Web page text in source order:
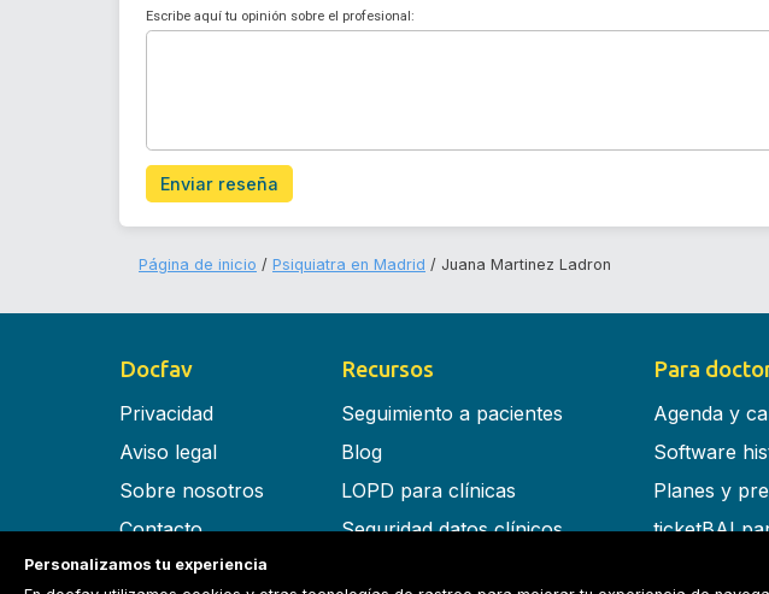
Escribe aquí tu opinión sobre el profesional:
Enviar reseña
Página de inicio Psiquiatra en Madrid Juana Martinez Ladron
Docfav
Privacidad
Aviso legal
Sobre nosotros
Contacto
Términos y condiciones
Recursos
Seguimiento a pacientes
Blog
LOPD para clínicas
Seguridad datos clínicos
Para
Agenda y
Software
Planes y
ticketBAI
Personalizamos tu experiencia